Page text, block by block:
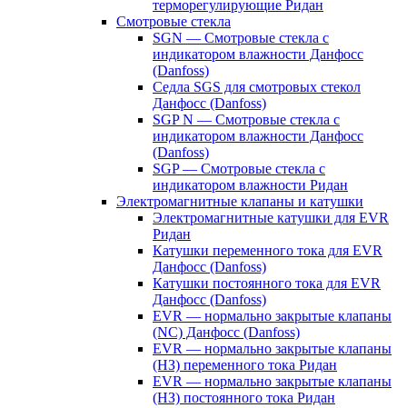
терморегулирующие Ридан
Смотровые стекла
SGN — Смотровые стекла с
индикатором влажности Данфосс
(Danfoss)
Седла SGS для смотровых стекол
Данфосс (Danfoss)
SGP N — Смотровые стекла с
индикатором влажности Данфосс
(Danfoss)
SGP — Смотровые стекла с
индикатором влажности Ридан
Электромагнитные клапаны и катушки
Электромагнитные катушки для EVR
Ридан
Катушки переменного тока для EVR
Данфосс (Danfoss)
Катушки постоянного тока для EVR
Данфосс (Danfoss)
EVR — нормально закрытые клапаны
(NC) Данфосс (Danfoss)
EVR — нормально закрытые клапаны
(НЗ) переменного тока Ридан
EVR — нормально закрытые клапаны
(НЗ) постоянного тока Ридан